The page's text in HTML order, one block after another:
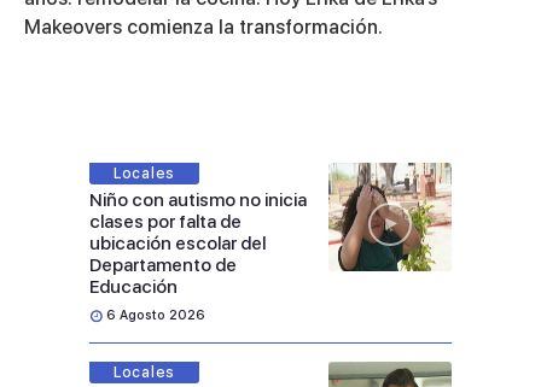
9Makeovers comienza la transformación.
Locales
Niño con autismo no inicia
clases por falta de
ubicación escolar del
Departamento de
Educación
6 Agosto 2026
Locales